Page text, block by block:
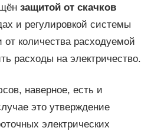
защитой от скачков
и регулировкой системы
от количества расходуемой
расходы на электричество.
наверное, есть и
это утверждение
электрических